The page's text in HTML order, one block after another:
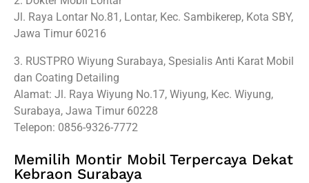
Jl. Raya Lontar No.81, Lontar, Kec. Sambikerep, Kota SBY,
Jawa Timur 60216
3. RUSTPRO Wiyung Surabaya, Spesialis Anti Karat Mobil
dan Coating Detailing
Alamat: Jl. Raya Wiyung No.17, Wiyung, Kec. Wiyung,
Surabaya, Jawa Timur 60228
Telepon: 0856-9326-7772
Memilih Montir Mobil Terpercaya Dekat
Kebraon Surabaya